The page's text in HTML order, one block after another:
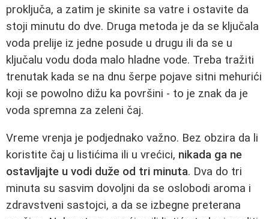
proključa, a zatim je skinite sa vatre i ostavite da
stoji minutu do dve. Druga metoda je da se ključala
voda prelije iz jedne posude u drugu ili da se u
ključalu vodu doda malo hladne vode. Treba tražiti
trenutak kada se na dnu šerpe pojave sitni mehurići
koji se powolno dižu ka površini - to je znak da je
voda spremna za zeleni čaj.
Vreme vrenja je podjednako važno. Bez obzira da li
koristite čaj u listićima ili u vrećici, nikada ga ne
ostavljajte u vodi duže od tri minuta. Dva do tri
minuta su sasvim dovoljni da se oslobodi aroma i
zdravstveni sastojci, a da se izbegne preterana